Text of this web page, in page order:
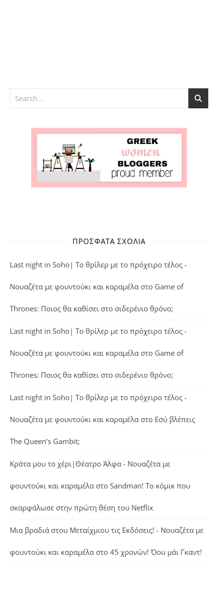
ΠΡΌΣΦΑΤΑ ΣΧΌΛΙΑ
Last night in Soho| Το θρίλερ με το πρόχειρο τέλος -
Νουαζέτα με φουντούκι και καραμέλα στο Game of
Thrones: Ποιος θα καθίσει στο σιδερένιο θρόνο;
Last night in Soho| Το θρίλερ με το πρόχειρο τέλος -
Νουαζέτα με φουντούκι και καραμέλα στο Game of
Thrones: Ποιος θα καθίσει στο σιδερένιο θρόνο;
Last night in Soho| Το θρίλερ με το πρόχειρο τέλος -
Νουαζέτα με φουντούκι και καραμέλα στο Εσύ βλέπεις
The Queen’s Gambit;
Κράτα μου το χέρι|Θέατρο Άλφα - Νουαζέτα με
φουντούκι και καραμέλα στο Sandman! Το κόμικ που
σκαρφάλωσε στην πρώτη θέση του Netflix
Μια βραδιά στου Μεταίχμιου τις Εκδόσεις! - Νουαζέτα με
φουντούκι και καραμέλα στο 45 χρονών! Όου μάι Γκαντ!